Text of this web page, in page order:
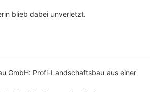
blieb dabei unverletzt.